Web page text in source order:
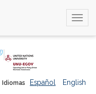
Idiomas Español English